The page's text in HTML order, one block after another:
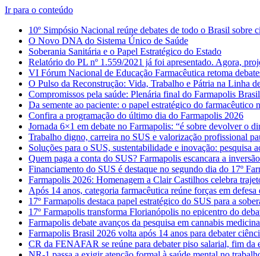
Ir para o conteúdo
10º Simpósio Nacional reúne debates de todo o Brasil sobre
O Novo DNA do Sistema Único de Saúde
Soberania Sanitária e o Papel Estratégico do Estado
Relatório do PL nº 1.559/2021 já foi apresentado. Agora,
VI Fórum Nacional de Educação Farmacêutica retoma
O Pulso da Reconstrução: Vida, Trabalho e Pátria na Linha
Compromissos pela saúde: Plenária final do Farmapolis
Da semente ao paciente: o papel estratégico do
Confira a programação do último dia do Farmapolis 2026
Jornada 6×1 em debate no Farmapolis: “é sobre devolver o
Trabalho digno, carreira no SUS e valorização profissional
Soluções para o SUS, sustentabilidade e inovação: pesquisa
Quem paga a conta do SUS? Farmapolis escancara a
Financiamento do SUS é destaque no segundo dia do 17º
Farmapolis 2026: Homenagem a Clair Castilhos celebra
Após 14 anos, categoria farmacêutica reúne forças em
17º Farmapolis destaca papel estratégico do SUS para a
17º Farmapolis transforma Florianópolis no epicentro do
Farmapolis debate avanços da pesquisa em cannabis
Farmapolis Brasil 2026 volta após 14 anos para debater
CR da FENAFAR se reúne para debater piso salarial, fim da